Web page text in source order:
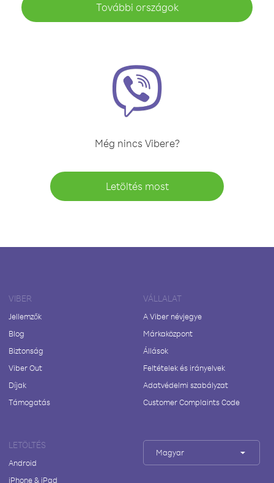
További országok
Még nincs Vibere?
Letöltés most
VIBER
Jellemzők
Blog
Biztonság
Viber Out
Díjak
Támogatás
VÁLLALAT
A Viber névjegye
Márkaközpont
Állások
Feltételek és irányelvek
Adatvédelmi szabályzat
Customer Complaints Code
LETÖLTÉS
Android
iPhone & iPad
Magyar